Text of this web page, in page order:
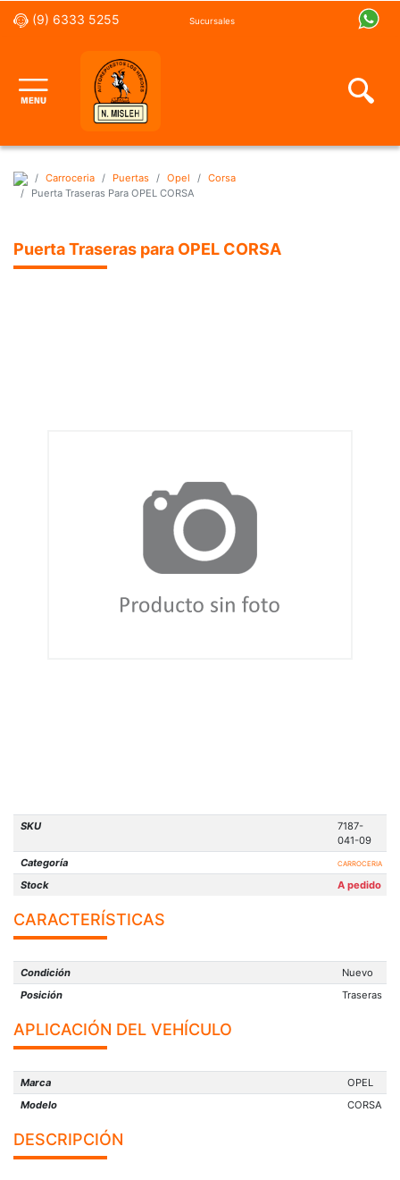
(9) 6333 5255 Sucursales
Carroceria Puertas Opel
Corsa
Puerta Traseras Para OPEL CORSA
Puerta Traseras para OPEL CORSA
SKU
7187-
041-09
Categoría
CARROCERIA
Stock A pedido
CARACTERÍSTICAS
Condición
Nuevo
Posición
Traseras
APLICACIÓN DEL VEHÍCULO
Marca
OPEL
Modelo
CORSA
DESCRIPCIÓN